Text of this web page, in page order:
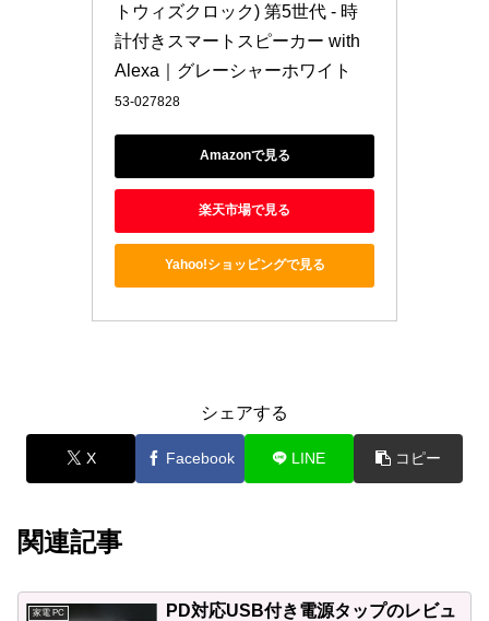
トウィズクロック) 第5世代 - 時
計付きスマートスピーカー with
Alexa｜グレーシャーホワイト
53-027828
Amazonで見る
楽天市場で見る
Yahoo!ショッピングで見る
シェアする
X Facebook LINE コピー
関連記事
家電 PC
PD対応USB付き電源タップのレビュ